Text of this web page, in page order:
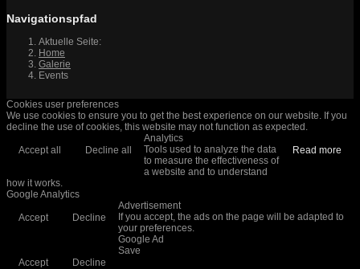
Navigationspfad
Aktuelle Seite:
Home
Galerie
Events
Cookies user preferences
We use cookies to ensure you to get the best experience on our website. If you
decline the use of cookies, this website may not function as expected.
Accept all Decline all Read more
Analytics
Tools used to analyze the data
to measure the effectiveness of
a website and to understand
how it works.
Google Analytics
Accept Decline
Advertisement
If you accept, the ads on the page will be adapted to
your preferences.
Google Ad
Accept Decline
Save